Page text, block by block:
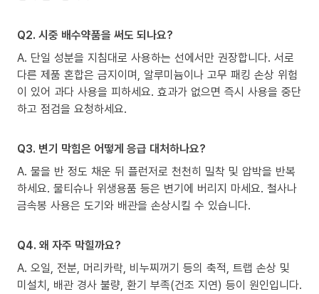
Q2. 시중 배수약품을 써도 되나요?
A. 단일 성분을 지침대로 사용하는 선에서만 권장합니다. 서로
다른 제품 혼합은 금지이며, 알루미늄이나 고무 패킹 손상 위험
이 있어 과다 사용을 피하세요. 효과가 없으면 즉시 사용을 중단
하고 점검을 요청하세요.
Q3. 변기 막힘은 어떻게 응급 대처하나요?
A. 물을 반 정도 채운 뒤 플런저로 천천히 밀착 및 압박을 반복
하세요. 물티슈나 위생용품 등은 변기에 버리지 마세요. 철사나
금속봉 사용은 도기와 배관을 손상시킬 수 있습니다.
Q4. 왜 자주 막힐까요?
A. 오일, 전분, 머리카락, 비누찌꺼기 등의 축적, 트랩 손상 및
미설치, 배관 경사 불량, 환기 부족(건조 지연) 등이 원인입니다.